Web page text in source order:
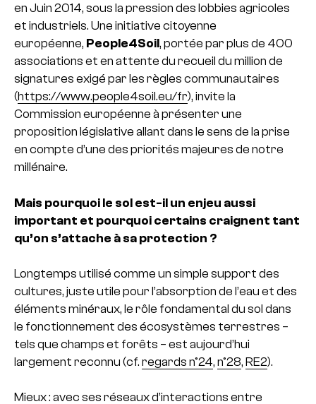
en Juin 2014, sous la pression des lobbies agricoles
et industriels. Une initiative citoyenne
européenne, People4Soil, portée par plus de 400
associations et en attente du recueil du million de
signatures exigé par les règles communautaires
(https://www.people4soil.eu/fr), invite la
Commission européenne à présenter une
proposition législative allant dans le sens de la prise
en compte d’une des priorités majeures de notre
millénaire.
Mais pourquoi le sol est-il un enjeu aussi
important et pourquoi certains craignent tant
qu’on s’attache à sa protection ?
Longtemps utilisé comme un simple support des
cultures, juste utile pour l’absorption de l’eau et des
éléments minéraux, le rôle fondamental du sol dans
le fonctionnement des écosystèmes terrestres –
tels que champs et forêts – est aujourd’hui
largement reconnu (cf. regards n°24, n°28, RE2).
Mieux : avec ses réseaux d’interactions entre